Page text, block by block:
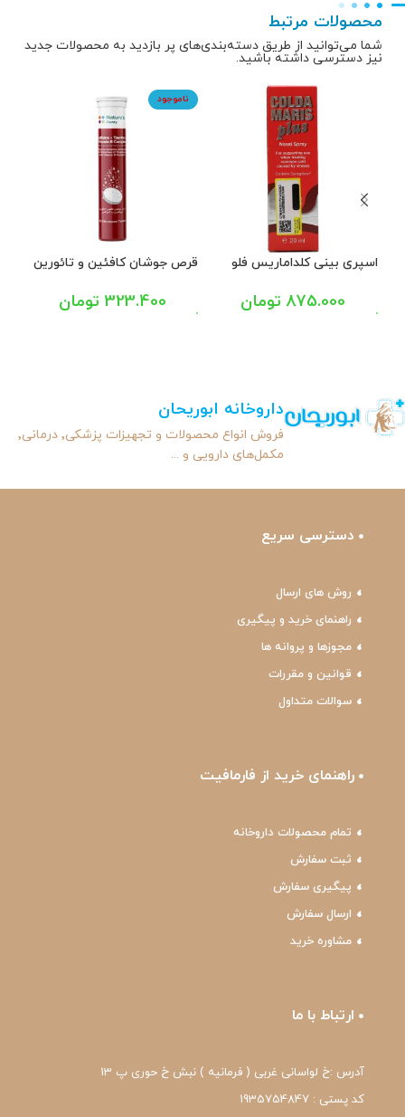
محصولات مرتبط
شما می‌توانید از طریق دسته‌بندی‌های پر بازدید به محصولات جدید
نیز دسترسی داشته باشید.
اسپری بینی کلداماریس فلو
875.000 تومان
ناموجود
قرص جوشان کافئین و تائورین
کولا نیچرز پلنتی 20 عددی
323.400 تومان
داروخانه ابوریحان
فروش انواع محصولات و تجهیزات پزشکی٬ درمانی٬
مکمل‌های دارویی و ...
دسترسی سریع
روش های ارسال
راهنمای خرید و پیگیری
مجوزها و پروانه ها
قوانین و مقررات
سوالات متداول
راهنمای خرید از فارمافیت
تمام محصولات داروخانه
ثبت سفارش
پیگیری سفارش
ارسال سفارش
مشاوره خرید
ارتباط با ما
آدرس :خ لواسانی غربی ( فرمانیه ) نبش خ حوری پ 13
کد پستی : 1935754847